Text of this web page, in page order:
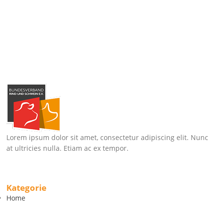
Lorem ipsum dolor sit amet, consectetur adipiscing elit. Nunc
at ultricies nulla. Etiam ac ex tempor.
Kategorie
Home